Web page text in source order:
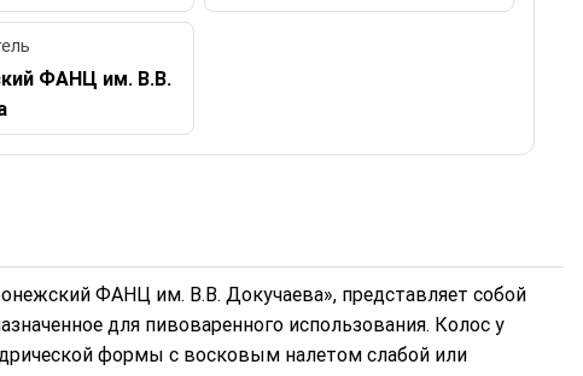
ФАНЦ им. В.В.
ФАНЦ им. В.В. Докучаева», представляет собой
для пивоваренного использования. Колос у
формы с восковым налетом слабой или